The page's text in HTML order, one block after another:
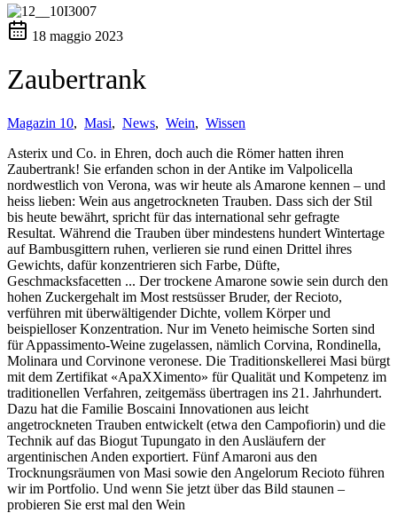
18 maggio 2023
Zaubertrank
Magazin 10, Masi, News, Wein, Wissen
Asterix und Co. in Ehren, doch auch die Römer hatten ihren
Zaubertrank! Sie erfanden schon in der Antike im Valpolicella
nordwestlich von Verona, was wir heute als Amarone kennen – und
heiss lieben: Wein aus angetrockneten Trauben. Dass sich der Stil
bis heute bewährt, spricht für das international sehr gefragte
Resultat. Während die Trauben über mindestens hundert Wintertage
auf Bambusgittern ruhen, verlieren sie rund einen Drittel ihres
Gewichts, dafür konzentrieren sich Farbe, Düfte,
Geschmacksfacetten ... Der trockene Amarone sowie sein durch den
hohen Zuckergehalt im Most restsüsser Bruder, der Recioto,
verführen mit überwältigender Dichte, vollem Körper und
beispielloser Konzentration. Nur im Veneto heimische Sorten sind
für Appassimento-Weine zugelassen, nämlich Corvina, Rondinella,
Molinara und Corvinone veronese. Die Traditionskellerei Masi bürgt
mit dem Zertifikat «ApaXXimento» für Qualität und Kompetenz im
traditionellen Verfahren, zeitgemäss übertragen ins 21. Jahrhundert.
Dazu hat die Familie Boscaini Innovationen aus leicht
angetrockneten Trauben entwickelt (etwa den Campofiorin) und die
Technik auf das Biogut Tupungato in den Ausläufern der
argentinischen Anden exportiert. Fünf Amaroni aus den
Trocknungsräumen von Masi sowie den Angelorum Recioto führen
wir im Portfolio. Und wenn Sie jetzt über das Bild staunen –
probieren Sie erst mal den Wein